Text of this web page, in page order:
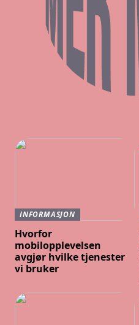
INFORMASJON
Hvorfor
mobilopplevelsen
avgjør hvilke tjenester
vi bruker